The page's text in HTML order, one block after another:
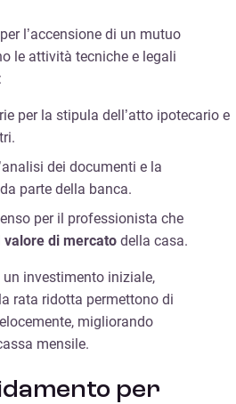
l’accensione di un mutuo
le attività tecniche e legali
per la stipula dell’atto ipotecario e
dei documenti e la
parte della banca.
per il professionista che
valore di mercato della casa.
investimento iniziale,
rata ridotta permettono di
migliorando
mensile.
per